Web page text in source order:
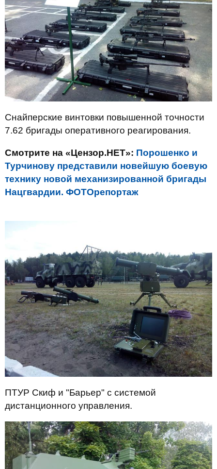
Снайперские винтовки повышенной точности
7.62 бригады оперативного реагирования.
Смотрите на «Цензор.НЕТ»: Порошенко и
Турчинову представили новейшую боевую
технику новой механизированной бригады
Нацгвардии. ФОТОрепортаж
ПТУР Скиф и "Барьер" с системой
дистанционного управления.